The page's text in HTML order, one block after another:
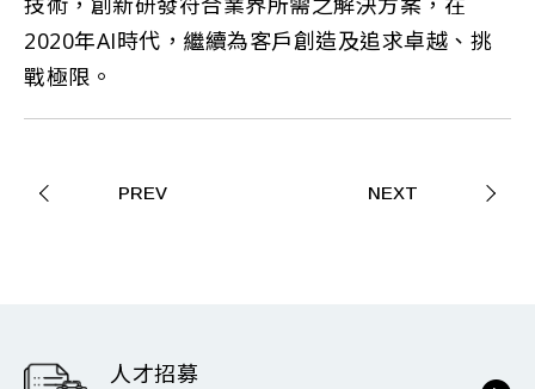
2020年AI時代，繼續為客戶創造及追求卓越、挑
戰極限。
PREV NEXT
人才招募